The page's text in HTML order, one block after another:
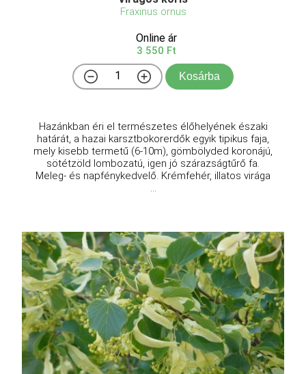
Fraxinus ornus
Online ár
3 550 Ft
Kosárba
Hazánkban éri el természetes élőhelyének északi
határát, a hazai karsztbokorerdők egyik tipikus faja,
mely kisebb termetű (6-10m), gömbölyded koronájú,
sötétzöld lombozatú, igen jó szárazságtűrő fa.
Meleg- és napfénykedvelő. Krémfehér, illatos virága
...